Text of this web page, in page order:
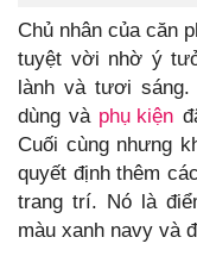
Chủ nhân của căn
tuyệt vời nhờ ý
lành và tươi
dùng và phụ kiện
Cuối cùng nhưng
quyết định thêm
trang trí. Nó là
màu xanh navy và